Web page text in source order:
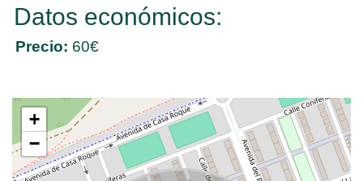
Datos económicos:
Precio: 60€
+
−